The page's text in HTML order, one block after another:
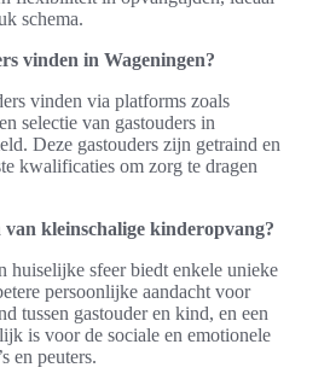
schema.
vinden in Wageningen?
vinden via platforms zoals
selectie van gastouders in
Deze gastouders zijn getraind en
kwalificaties om zorg te dragen
kleinschalige kinderopvang?
huiselijke sfeer biedt enkele unieke
persoonlijke aandacht voor
tussen gastouder en kind, en een
is voor de sociale en emotionele
en peuters.